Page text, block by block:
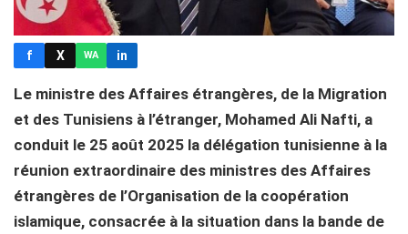
f X WA in
Le ministre des Affaires étrangères, de la Migration
et des Tunisiens à l’étranger, Mohamed Ali Nafti, a
conduit le 25 août 2025 la délégation tunisienne à la
réunion extraordinaire des ministres des Affaires
étrangères de l’Organisation de la coopération
islamique, consacrée à la situation dans la bande de